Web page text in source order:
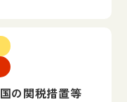
の関税措置等